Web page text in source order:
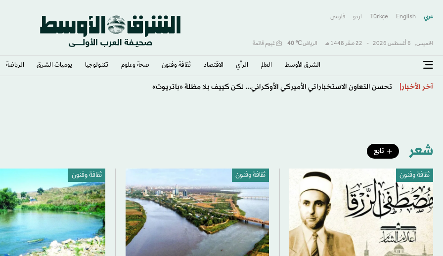
عربي English
Türkçe اردو فارسى
الخميس, 6 أغسطس 2026 - 22 صفَر 1448 هـ الرياض℃
40 غيوم قاتمة
الشرق الأوسط​ العالم الرأي الاقتصاد ثقافة وفنون صحة وعلوم تكنولوجيا يوميات الشرق​ الرياضة
آخر الأخبار توافق مصري - بحريني على تجنب التصعيد وتسوية أزمات المنطقة سلمياً
شعر تابع
ثقافة وفنون ثقافة وفنون ثقافة وفنون